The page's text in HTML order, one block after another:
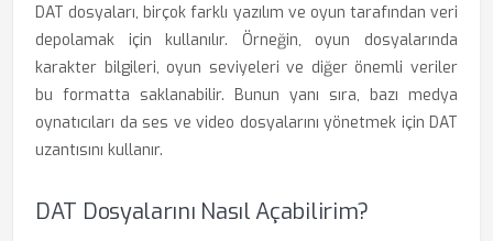
DAT dosyaları, birçok farklı yazılım ve oyun tarafından veri
depolamak için kullanılır. Örneğin, oyun dosyalarında
karakter bilgileri, oyun seviyeleri ve diğer önemli veriler
bu formatta saklanabilir. Bunun yanı sıra, bazı medya
oynatıcıları da ses ve video dosyalarını yönetmek için DAT
uzantısını kullanır.
DAT Dosyalarını Nasıl Açabilirim?